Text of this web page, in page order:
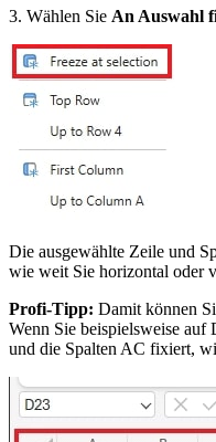
3. Wählen Sie An Auswahl
Die ausgewählte Zeile und
wie weit Sie horizontal oder
Profi-Tipp: Damit können
Wenn Sie beispielsweise
und die Spalten AC fixiert,